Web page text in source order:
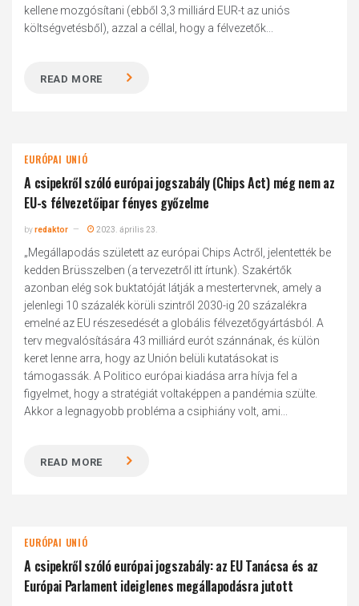
kellene mozgósítani (ebből 3,3 milliárd EUR-t az uniós
költségvetésből), azzal a céllal, hogy a félvezetők...
READ MORE
EURÓPAI UNIÓ
A csipekről szóló európai jogszabály (Chips Act) még nem az
EU-s félvezetőipar fényes győzelme
byredaktor 2023. április 23.
„Megállapodás született az európai Chips Actről, jelentették be
kedden Brüsszelben (a tervezetről itt írtunk). Szakértők
azonban elég sok buktatóját látják a mestertervnek, amely a
jelenlegi 10 százalék körüli szintről 2030-ig 20 százalékra
emelné az EU részesedését a globális félvezetőgyártásból. A
terv megvalósítására 43 milliárd eurót szánnának, és külön
keret lenne arra, hogy az Unión belüli kutatásokat is
támogassák. A Politico európai kiadása arra hívja fel a
figyelmet, hogy a stratégiát voltaképpen a pandémia szülte.
Akkor a legnagyobb probléma a csiphiány volt, ami...
READ MORE
EURÓPAI UNIÓ
A csipekről szóló európai jogszabály: az EU Tanácsa és az
Európai Parlament ideiglenes megállapodásra jutott